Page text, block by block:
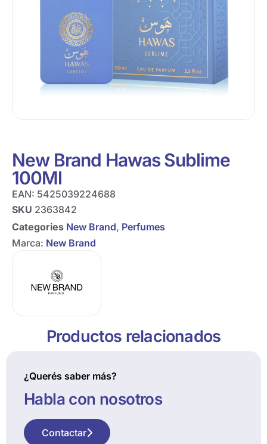
New Brand Hawas Sublime
100Ml
EAN: 5425039224688
SKU 2363842
Categories New Brand, Perfumes
Marca: New Brand
Productos relacionados
¿Querés saber más?
Habla con nosotros
Contactar